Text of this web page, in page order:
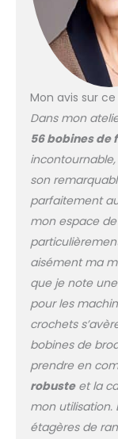
Mon avis sur
Dans mon
56 bobines de
son
parfaitement
mon espace
aisément ma
que je note
pour les
crochets
bobines de
prendre en
robusteet la
mon utilisation.
étagères de